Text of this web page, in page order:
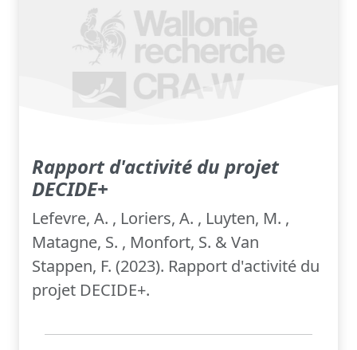
Rapport d'activité du projet
DECIDE+
Lefevre, A. , Loriers, A. , Luyten, M. ,
Matagne, S. , Monfort, S. & Van
Stappen, F. (2023). Rapport d'activité du
projet DECIDE+.